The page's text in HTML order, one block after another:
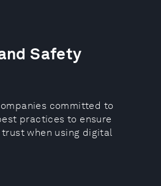
Safety
committed to
practices to ensure
when using digital